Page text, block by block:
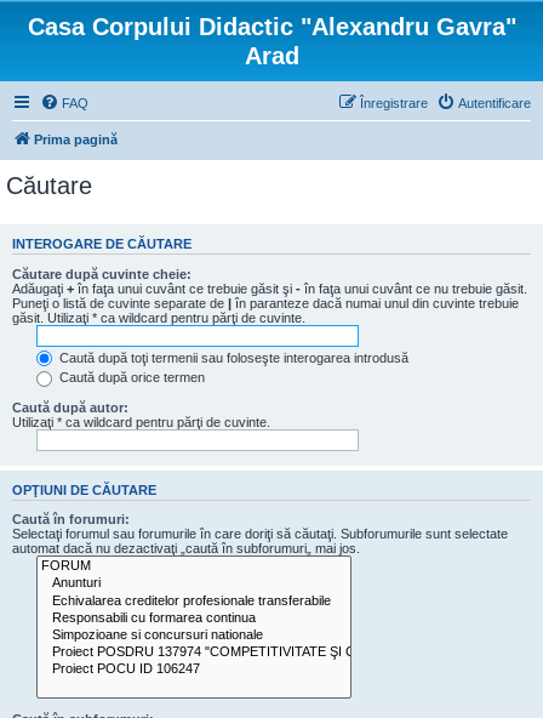
Casa Corpului Didactic "Alexandru Gavra"
Arad
FAQ Autentificare
Înregistrare
Prima pagină
Căutare
INTEROGARE DE CĂUTARE
Căutare după cuvinte cheie:
Adăugaţi + în faţa unui cuvânt ce trebuie găsit şi - în faţa unui cuvânt ce nu trebuie găsit.
Puneţi o listă de cuvinte separate de | în paranteze dacă numai unul din cuvinte trebuie
găsit. Utilizaţi * ca wildcard pentru părţi de cuvinte.
Caută după toţi termenii sau foloseşte interogarea introdusă
Caută după orice termen
Caută după autor:
Utilizaţi * ca wildcard pentru părţi de cuvinte.
OPŢIUNI DE CĂUTARE
Caută în forumuri:
Selectaţi forumul sau forumurile în care doriţi să căutaţi. Subforumurile sunt selectate
automat dacă nu dezactivaţi „caută în subforumuri„ mai jos.